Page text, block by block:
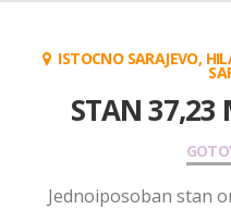
ISTOCNO SARAJEVO,
STAN 37,23
Jednoiposoban stan